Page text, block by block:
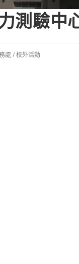
測驗中
處 /校外活動